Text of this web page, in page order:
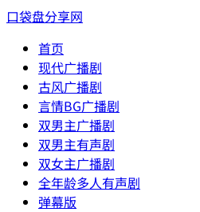
口袋盘分享网
首页
现代广播剧
古风广播剧
言情BG广播剧
双男主广播剧
双男主有声剧
双女主广播剧
全年龄多人有声剧
弹幕版